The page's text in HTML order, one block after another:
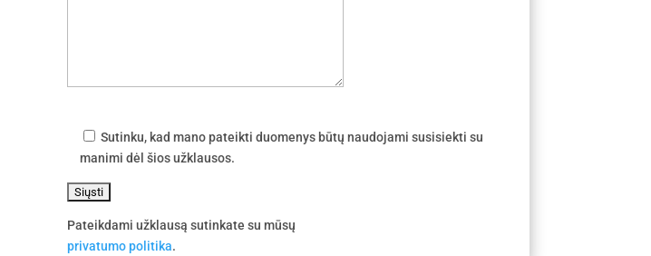
Sutinku, kad mano pateikti duomenys būtų naudojami susisiekti su
manimi dėl šios užklausos.
Pateikdami užklausą sutinkate su mūsų
privatumo politika.